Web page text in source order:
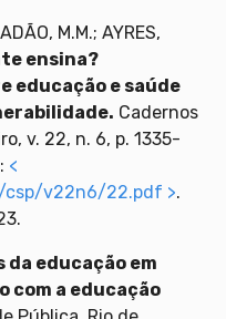
M.M.; AYRES,
ensina?
educação e saúde
Cadernos
v. 22, n. 6, p. 1335-
<
v22n6/22.pdf >.
da educação em
com a educação